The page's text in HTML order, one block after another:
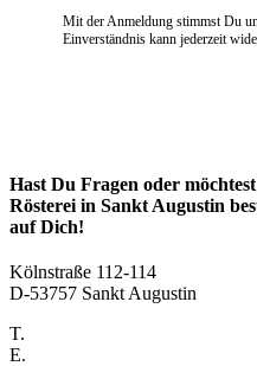
Mit der Anmeldung stimmst Du
Einverständnis kann jederzeit
Hast Du Fragen oder
Rösterei in Sankt Augustin
auf Dich!
Kölnstraße 112-114
D-53757 Sankt Augustin
T.
E.